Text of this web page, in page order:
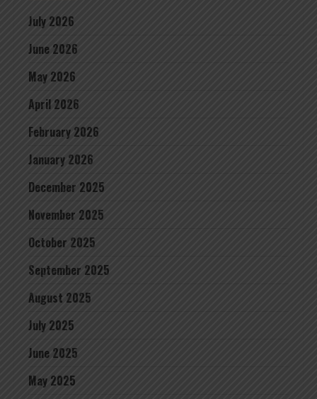
July 2026
June 2026
May 2026
April 2026
February 2026
January 2026
December 2025
November 2025
October 2025
September 2025
August 2025
July 2025
June 2025
May 2025